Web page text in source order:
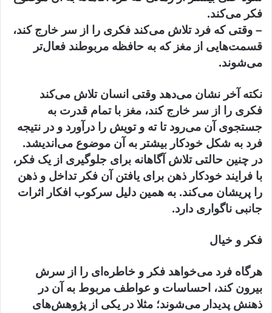
فکر می‌کند.
– وقتی که فرد تلاش می‌کند فکری را از سر خارج کند،
قسمت‌هایی از مغز که به حافظه مربوطند فعال‌تر
می‌شوند.
نکته آخر نشان می‌دهد وقتی انسان تلاش می‌کند
فکری را از سر خارج کند، مغز با تمام قدرت به
جستجوی آن می‌رود تا ته و تویش را درآورد و در نتیجه
فرد به شکل خودکار بیشتر به آن موضوع می‌اندیشد.
در چنین حالتی تلاش آگاهانه برای جلوگیری از یک فکر،
با فرایند خودکار ذهن برای یافتن آن فکر تداخل و ذهن
را پریشان می‌کند. به همین دلیل سرکوب افکار اثرات
جانبی ناگواری دارد.
فکر و خیال
هرگاه فرد می‌خواهد فکر و خاطره‌ای را از سرش
بیرون کند، احساسات و عواطف مربوط به آن در
ذهنش پدیدار می‌شوند؛ مثلا در یکی از پژوهش‌های